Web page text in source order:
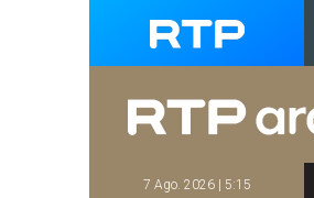
7 Ago. 2026 | 5:15